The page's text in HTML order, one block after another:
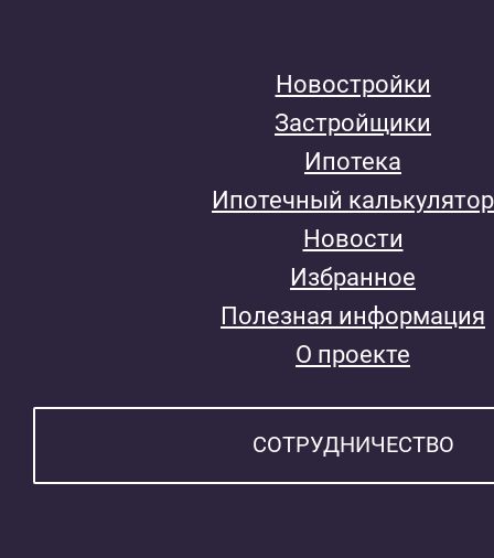
Новостройки
Застройщики
Ипотека
Ипотечный калькулятор
Новости
Избранное
Полезная информация
О проекте
СОТРУДНИЧЕСТВО